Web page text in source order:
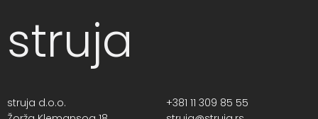
struja
struja d.o.o.
+381 11 309 85 55